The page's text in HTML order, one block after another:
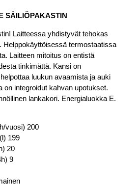
SÄILIÖPAKASTIN
Laitteessa yhdistyvät tehokas
Helppokäyttöisessä termostaatissa
Laitteen mitoitus on entistä
tinkimättä. Kansi on
luukun avaamista ja auki
on integroidut kahvan upotukset.
lankakori. Energialuokka E.
vuosi) 200
199
20
9